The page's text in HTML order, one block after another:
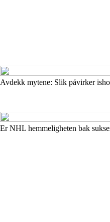
Avdekk mytene: Slik påvirker
Er NHL hemmeligheten bak